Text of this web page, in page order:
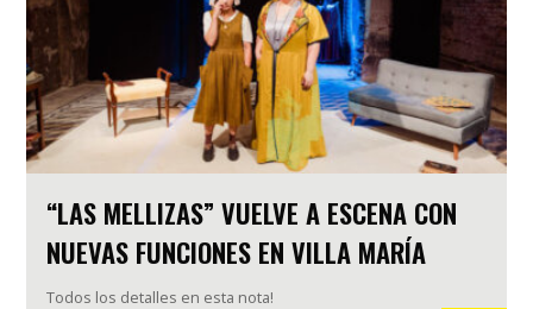
“LAS MELLIZAS” VUELVE A ESCENA CON
NUEVAS FUNCIONES EN VILLA MARÍA
Todos los detalles en esta nota!